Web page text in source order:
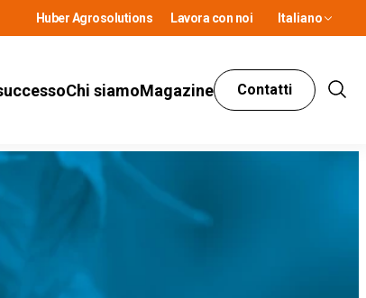
Huber Agrosolutions Lavora con noi Italiano
Chi siamoMagazine Contatti
Show